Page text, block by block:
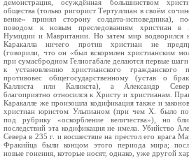
демонстрация, осуждённая большинством
общества (только ригорист Тертуллиан в своём
венке» принял сторону солдата-исповедника),
поводом к новым преследованиям христиан в
Нумидии и Мавритании. Но затем мир водворился
Каракалла ничего против христиан не
(говорили, что он «был вскормлен христианским
при сумасбродном Гелиогабале делаются первые
к установлению христианского гражданского
противовес общегосударственному (устав о
Каллиста или Каликста), а Александр
благоприятно относился к Христу и христианам.
Каракалле же произошла кодификация также и
христиан юристом Ульпианом (при чем X. было
под рубрику «оскорбление величества»), но
последствий эта кодификация не имела. Убийство
Севера в 235 г. и восшествие на престол его врага
Фракийца были концом этого периода мира;
новые гонения, которые носят, однако, уже другой